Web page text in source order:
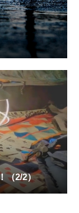
（2/2）